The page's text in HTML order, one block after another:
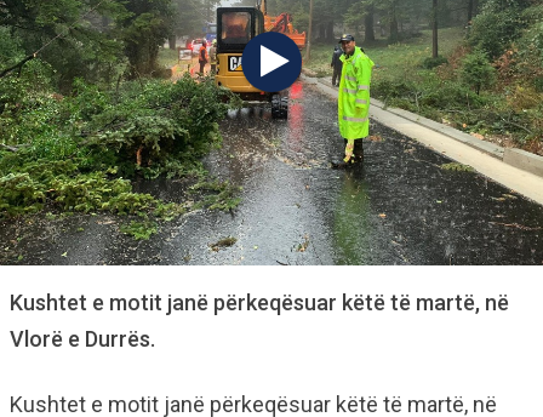
Kushtet e motit janë përkeqësuar këtë të martë, në
Vlorë e Durrës.
Kushtet e motit janë përkeqësuar këtë të martë, në